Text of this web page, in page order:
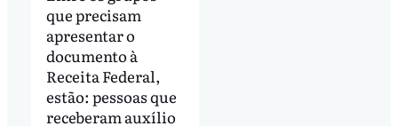
que precisam
apresentar o
documento à
Receita Federal,
estão: pessoas que
receberam auxílio